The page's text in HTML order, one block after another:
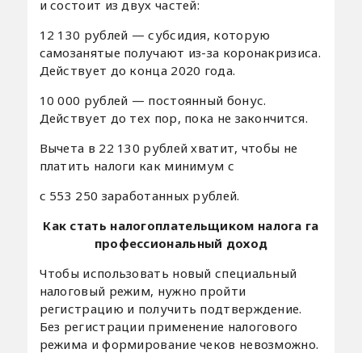
и состоит из двух частей:
12 130 рублей — субсидия, которую
самозанятые получают из-за коронакризиса.
Действует до конца 2020 года.
10 000 рублей — постоянный бонус.
Действует до тех пор, пока не закончится.
Вычета в 22 130 рублей хватит, чтобы не
платить налоги как минимум с
с 553 250 заработанных рублей.
Как стать налогоплательщиком налога га
профессиональный доход
Чтобы использовать новый специальный
налоговый режим, нужно пройти
регистрацию и получить подтверждение.
Без регистрации применение налогового
режима и формирование чеков невозможно.